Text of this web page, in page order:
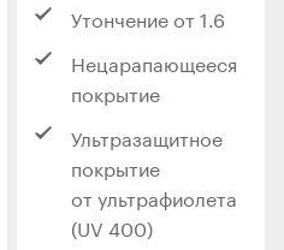
Утончение от 1.6
Нецарапающееся
покрытие
Ультразащитное
покрытие
от ультрафиолета
(UV 400)